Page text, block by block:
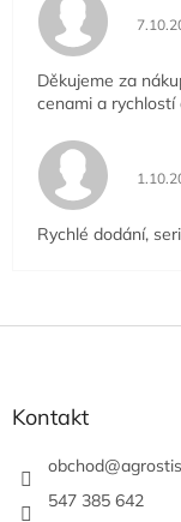
Děkujeme za
cenami a rychlostí
Rychlé dodání,
Z
Kontakt
obchod@
547 385 642